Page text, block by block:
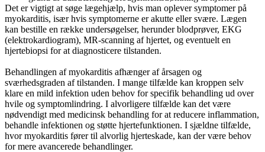
Det er vigtigt at søge lægehjælp, hvis man oplever symptomer på
myokarditis, især hvis symptomerne er akutte eller svære. Lægen
kan bestille en række undersøgelser, herunder blodprøver, EKG
(elektrokardiogram), MR-scanning af hjertet, og eventuelt en
hjertebiopsi for at diagnosticere tilstanden.
Behandlingen af myokarditis afhænger af årsagen og
sværhedsgraden af tilstanden. I mange tilfælde kan kroppen selv
klare en mild infektion uden behov for specifik behandling ud over
hvile og symptomlindring. I alvorligere tilfælde kan det være
nødvendigt med medicinsk behandling for at reducere inflammation,
behandle infektionen og støtte hjertefunktionen. I sjældne tilfælde,
hvor myokarditis fører til alvorlig hjerteskade, kan der være behov
for mere avancerede behandlinger.